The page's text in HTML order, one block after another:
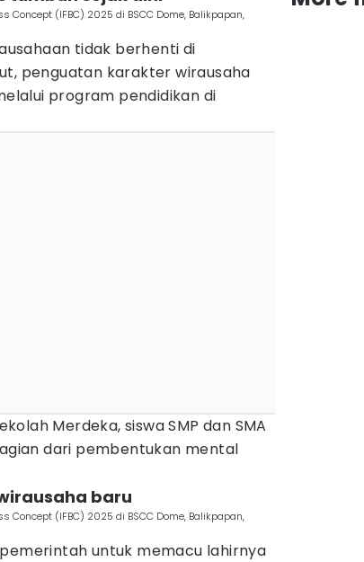
(IFBC) 2025 di BSCC Dome, Balikpapan,
tidak berhenti di
penguatan karakter wirausaha
program pendidikan di
Merdeka, siswa SMP dan SMA
dari pembentukan mental
baru
(IFBC) 2025 di BSCC Dome, Balikpapan,
untuk memacu lahirnya